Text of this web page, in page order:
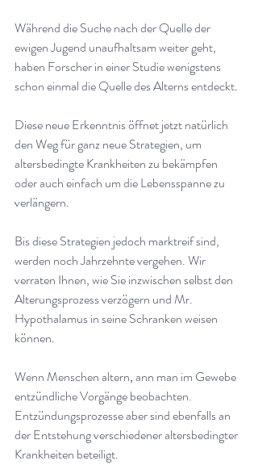
Während die Suche nach der Quelle der
ewigen Jugend unaufhaltsam weiter geht,
haben Forscher in einer Studie wenigstens
schon einmal die Quelle des Alterns entdeckt.
Diese neue Erkenntnis öffnet jetzt natürlich
den Weg für ganz neue Strategien, um
altersbedingte Krankheiten zu bekämpfen
oder auch einfach um die Lebensspanne zu
verlängern.
Bis diese Strategien jedoch marktreif sind,
werden noch Jahrzehnte vergehen. Wir
verraten Ihnen, wie Sie inzwischen selbst den
Alterungsprozess verzögern und Mr.
Hypothalamus in seine Schranken weisen
können.
Wenn Menschen altern, ann man im Gewebe
entzündliche Vorgänge beobachten.
Entzündungsprozesse aber sind ebenfalls an
der Entstehung verschiedener altersbedingter
Krankheiten beteiligt.